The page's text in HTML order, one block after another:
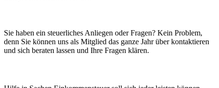
Sie haben ein steuerliches Anliegen oder Fragen? Kein Problem,
denn Sie können uns als Mitglied das ganze Jahr über kontaktieren
und sich beraten lassen und Ihre Fragen klären.